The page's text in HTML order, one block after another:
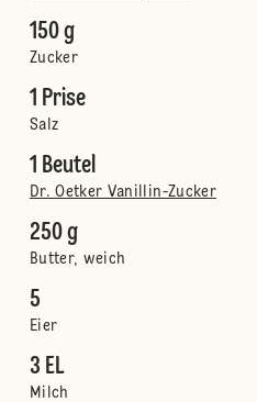
150 g
Zucker
1 Prise
Salz
1 Beutel
Dr. Oetker Vanillin-Zucker
250 g
Butter, weich
5
Eier
3 EL
Milch